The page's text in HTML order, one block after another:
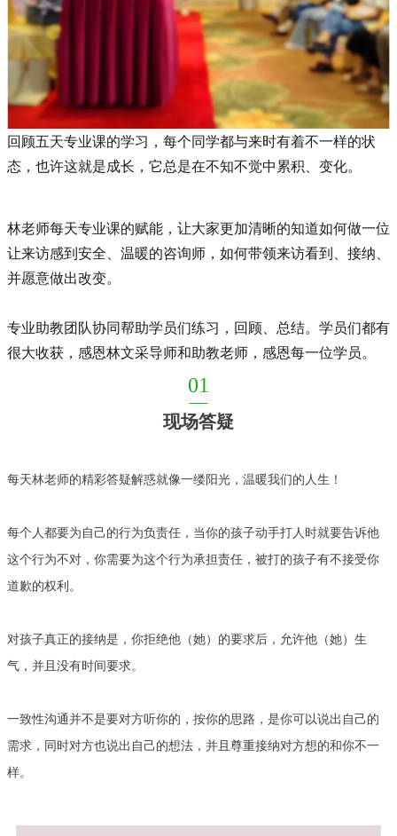
回顾五天专业课的学习，每个同学都与来时有着不一样的状
态，也许这就是成长，它总是在不知不觉中累积、变化。
林老师每天专业课的赋能 ，让大家更加清晰的知道如何做一位
让来访感到安全、温暖的咨询师，如何带领来访看到、接纳、
并愿意做出改变。
专业助教团队协同帮助学员们练习， 回顾、总结。学员们都有
很大收获， 感恩林文采导师和助教老师，感恩每一位学员。
01
—
现场答疑
每天林老师的精彩答疑解惑就像一缕阳光，温暖我们的人生！
每个人都要为自己的行为负责任，当你的孩子动手打人时就要告诉他
这个行为不对，你需要为这个行为承担责任，被打的孩子有不接受你
道歉的权利。
对孩子真正的接纳是，你拒绝他（她）的要求后，允许他（她）生
气，并且没有时间要求。
一致性沟通并不是要对方听你的，按你的思路，是你可以说出自己的
需求，同时对方也说出自己的想法，并且尊重接纳对方想的和你不一
样。